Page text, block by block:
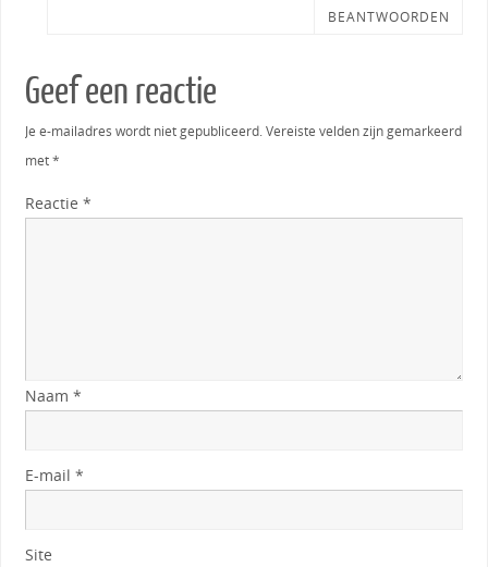
BEANTWOORDEN
Geef een reactie
Je e-mailadres wordt niet gepubliceerd. Vereiste velden zijn gemarkeerd
met*
Reactie *
Naam *
E-mail *
Site